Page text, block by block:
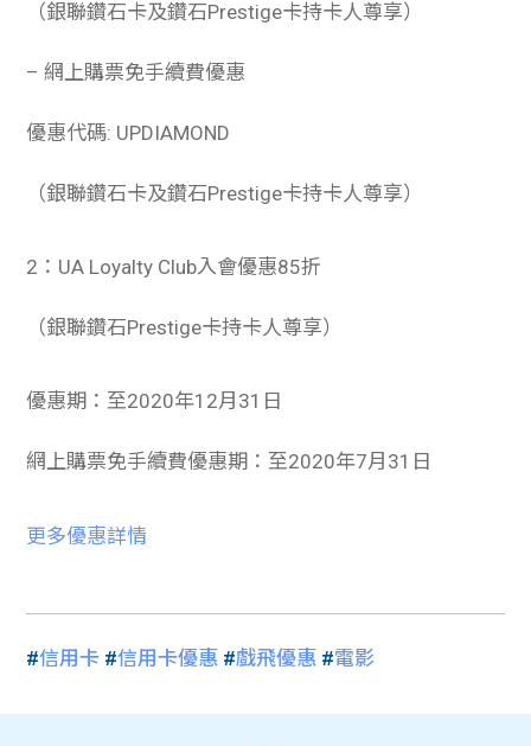
（銀聯鑽石卡及鑽石Prestige卡持卡人尊享）
– 網上購票免手續費優惠
優惠代碼: UPDIAMOND
（銀聯鑽石卡及鑽石Prestige卡持卡人尊享）
2：UA Loyalty Club入會優惠85折
（銀聯鑽石Prestige卡持卡人尊享）
優惠期：至2020年12月31日
網上購票免手續費優惠期：至2020年7月31日
更多優惠詳情
#信用卡 #信用卡優惠 #戲飛優惠 #電影